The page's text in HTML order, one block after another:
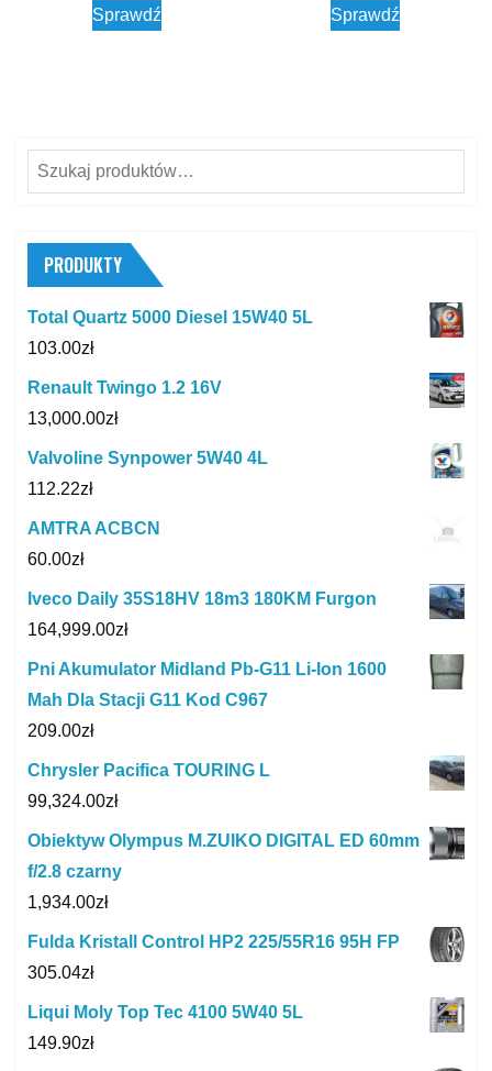
Sprawdź Sprawdź
Szukaj:
PRODUKTY
Total Quartz 5000 Diesel 15W40 5L
103.00zł
Renault Twingo 1.2 16V
13,000.00zł
Valvoline Synpower 5W40 4L
112.22zł
AMTRA ACBCN
60.00zł
Iveco Daily 35S18HV 18m3 180KM Furgon
164,999.00zł
Pni Akumulator Midland Pb-G11 Li-Ion 1600
Mah Dla Stacji G11 Kod C967
209.00zł
Chrysler Pacifica TOURING L
99,324.00zł
Obiektyw Olympus M.ZUIKO DIGITAL ED 60mm
f/2.8 czarny
1,934.00zł
Fulda Kristall Control HP2 225/55R16 95H FP
305.04zł
Liqui Moly Top Tec 4100 5W40 5L
149.90zł